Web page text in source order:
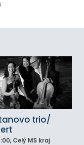
trio/
, Celý MS kraj